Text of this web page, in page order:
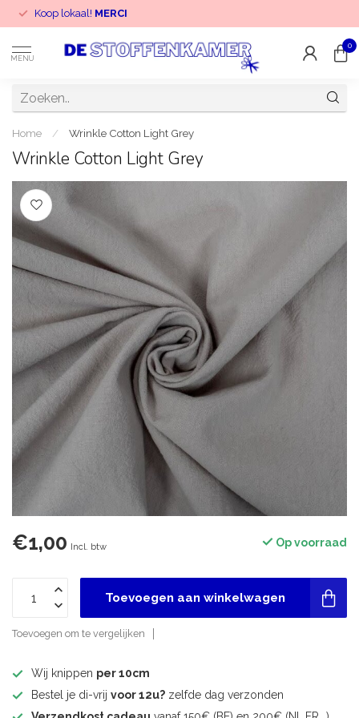
Koop lokaal! MERCI
MENU
0
Home / Wrinkle Cotton Light Grey
Wrinkle Cotton Light Grey
€1,00 Incl. btw Op voorraad
Toevoegen aan winkelwagen
Toevoegen om te vergelijken
Wij knippen per 10cm
Bestel je di-vrij voor 12u? zelfde dag verzonden